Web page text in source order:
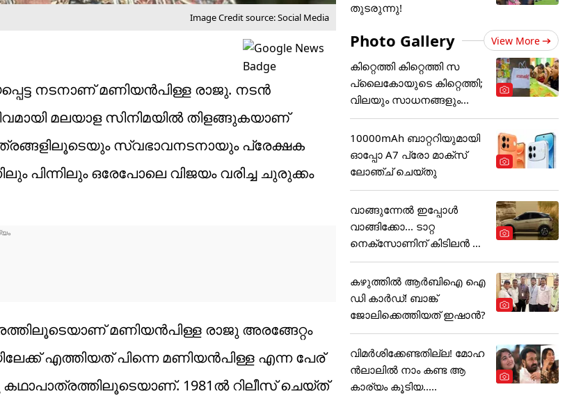
Image Credit source: Social Media
നടനാണ് മണിയൻപിള്ള രാജു. നടൻ
മലയാള സിനിമയിൽ തിളങ്ങുകയാണ്
സ്വഭാവനടനായും പ്രേക്ഷക
പിന്നിലും ഒരേപോലെ വിജയം വരിച്ച ചുരുക്കം
മണിയൻപിള്ള രാജു അരങ്ങേറ്റം
എത്തിയത് പിന്നെ മണിയൻപിള്ള എന്ന പേര്
കഥാപാത്രത്തിലൂടെയാണ്. 1981ൽ റിലീസ് ചെയ്ത്
തുടരുന്നു!
Photo Gallery View More
കിറ്റെത്തി കിറ്റെത്തി സ
പ്ലൈകോയുടെ കിറ്റെത്തി;
വിലയും സാധനങ്ങളും...
10000mAh ബാറ്ററിയുമായി
ഓപ്പോ A7 പ്രോ മാക്സ്
ലോഞ്ച് ചെയ്തു
വാങ്ങുന്നേൽ ഇപ്പോൾ
വാങ്ങിക്കോ... ടാറ്റ
നെക്സോണിന് കിടിലൻ ഓ
ഫർ
കഴുത്തില്‍ ആര്‍ബിഐ ഐ
ഡി കാര്‍ഡ്! ബാങ്ക്
ജോലിക്കെത്തിയത് ഇഷാന്‍?
വിമർശിക്കേണ്ടതില്ല! മോഹ
ൻലാലിൽ നാം കണ്ട ആ
കാര്യം കൂടിയ.....